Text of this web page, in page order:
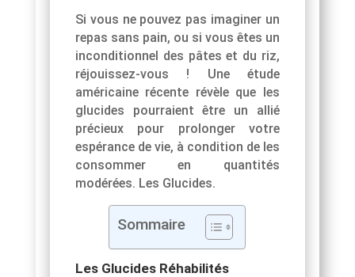
Si vous ne pouvez pas imaginer un
repas sans pain, ou si vous êtes un
inconditionnel des pâtes et du riz,
réjouissez-vous ! Une étude
américaine récente révèle que les
glucides pourraient être un allié
précieux pour prolonger votre
espérance de vie, à condition de les
consommer en quantités
modérées. Les Glucides.
Sommaire
Les Glucides Réhabilités